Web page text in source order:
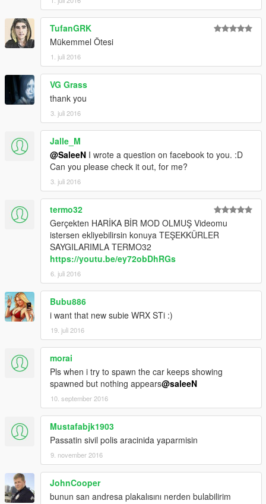
TufanGRK
Mükemmel Ötesi
1. juli 2016
VG Grass
thank you
3. juli 2016
Jalle_M
@SaleeN I wrote a question on facebook to you. :D
Can you please check it out, for me?
3. juli 2016
termo32
Gerçekten HARİKA BİR MOD OLMUŞ Videomu
istersen ekliyebilirsin konuya TEŞEKKÜRLER
SAYGILARIMLA TERMO32
https://youtu.be/ey72obDhRGs
6. juli 2016
Bubu886
i want that new subie WRX STi :)
19. juli 2016
morai
Pls when i try to spawn the car keeps showing
spawned but nothing appears@saleeN
10. september 2016
Mustafabjk1903
Passatin sivil polis aracinida yaparmisin
9. november 2016
JohnCooper
bunun san andresa plakalısını nerden bulabilirim